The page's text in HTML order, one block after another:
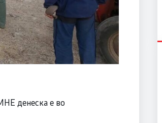
денеска е во